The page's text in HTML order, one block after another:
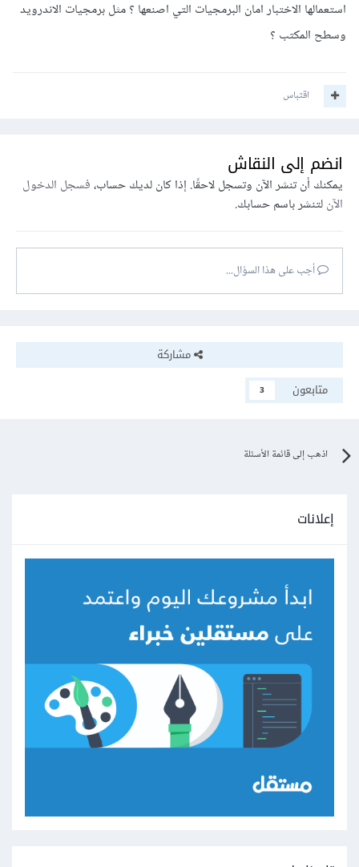
بالتوفيق
استعمالها الاختبار امان البرمجيات التي اصنعها ؟ مثل برمجيات الاندرويد
وسطح المكتب ؟
اقتباس
انضم إلى النقاش
يمكنك أن تنشر الآن وتسجل لاحقًا. إذا كان لديك حساب،فسجل الدخول
الآنلتنشر باسم حسابك.
أجب على هذا السؤال...
مشاركة
متابعون
3
اذهب إلى قائمة الأسئلة
إعلانات